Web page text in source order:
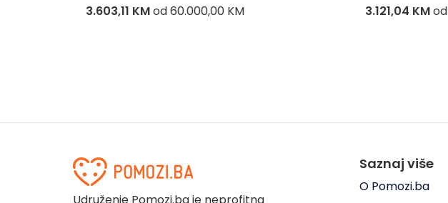
3.603,11 KMod60.000,00 KM 3.121,04 KMod
Saznaj više
O Pomozi.ba